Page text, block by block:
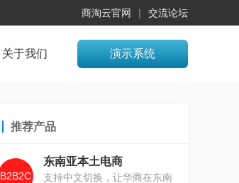
商淘云官网 交流论坛
演示系统
关于我们
推荐产品
B2B2C
东南亚本土电商
支持中文切换，让华商在东南